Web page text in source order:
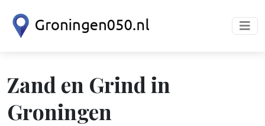
Zand en Grind in
Groningen